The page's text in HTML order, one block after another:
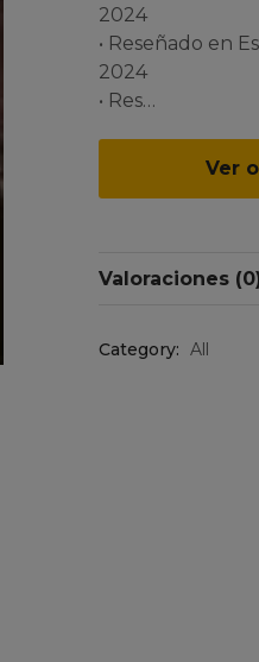
2024
• Reseñado en
2024
• Res…
Ver
Valoraciones
Category: All